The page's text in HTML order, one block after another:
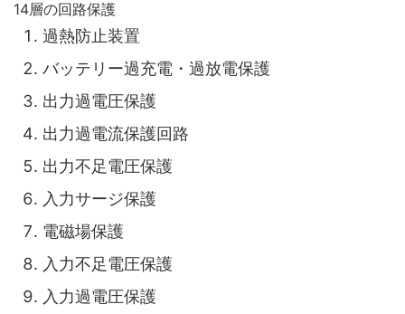
14層の回路保護
過熱防止装置
バッテリー過充電・過放電保護
出力過電圧保護
出力過電流保護回路
出力不足電圧保護
入力サージ保護
電磁場保護
入力不足電圧保護
入力過電圧保護